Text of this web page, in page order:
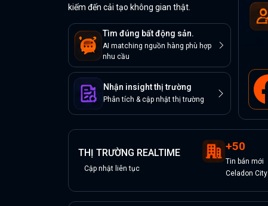
kiếm đến cải tạo không gian thật.
Tìm đúng bất động sản.
AI matching nguồn hàng phù hợp
nhu cầu
Nhận insight thị trường
Phân tích & cập nhật thị trường
THỊ TRƯỜNG REALTIME
Cập nhật liên tục
+50
Tin bán mới
Celadon City